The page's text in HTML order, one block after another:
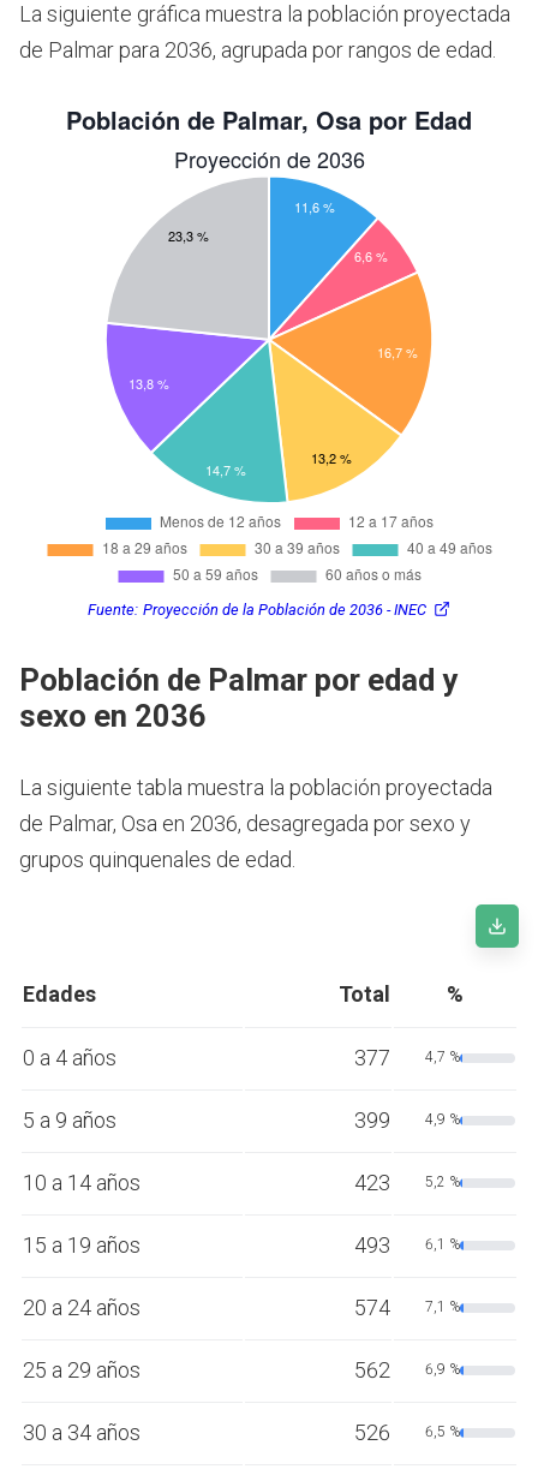
La siguiente gráfica muestra la población proyectada
de Palmar para 2036, agrupada por rangos de edad.
Fuente: Proyección de la Población de 2036 - INEC
Población de Palmar por edad y
sexo en 2036
La siguiente tabla muestra la población proyectada
de Palmar, Osa en 2036, desagregada por sexo y
grupos quinquenales de edad.
Edades Total %
0 a 4 años 377 4,7 %
5 a 9 años 399 4,9 %
10 a 14 años 423 5,2 %
15 a 19 años 493 6,1 %
20 a 24 años 574 7,1 %
25 a 29 años 562 6,9 %
30 a 34 años 526 6,5 %